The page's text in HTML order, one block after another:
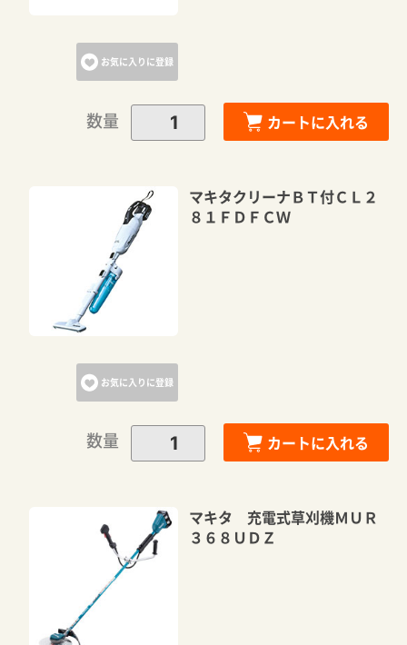
お気に入りに登録
数量 カートに入れる
お気に入りに登録
マキタクリーナＢＴ付ＣＬ２
８１ＦＤＦＣＷ
数量 カートに入れる
マキタ 充電式草刈機ＭＵＲ
３６８ＵＤＺ
カートに追加しました。
お買い物を続ける